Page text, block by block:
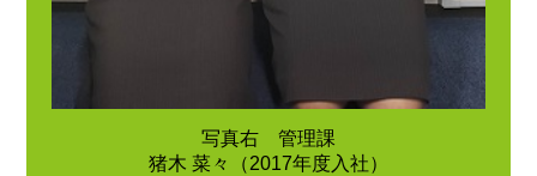
写真右 管理課
猪木 菜々（2017年度入社）